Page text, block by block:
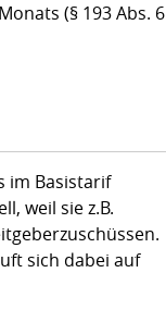
(§ 193 Abs. 6
im Basistarif
weil sie z.B.
sich dabei auf